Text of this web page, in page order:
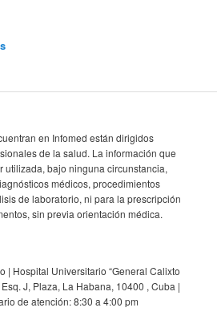
en Infomed están dirigidos
de la salud. La información que
utilizada, bajo ninguna circunstancia,
médicos, procedimientos
de laboratorio, ni para la prescripción
sin previa orientación médica.
| Hospital Universitario “General Calixto
J, Plaza, La Habana, 10400 , Cuba |
de atención: 8:30 a 4:00 pm